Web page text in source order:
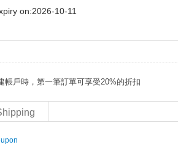
on:2026-10-11
帳戶時，第一筆訂單可享受20%的折扣